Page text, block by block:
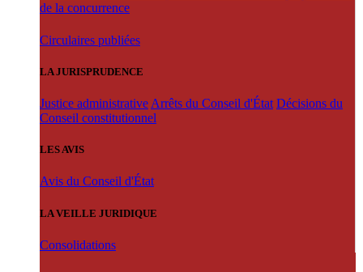
de la concurrence
Circulaires publiées
LA JURISPRUDENCE
Justice administrative Arrêts du Conseil d'État Décisions du
Conseil constitutionnel
LES AVIS
Avis du Conseil d'État
LA VEILLE JURIDIQUE
Consolidations